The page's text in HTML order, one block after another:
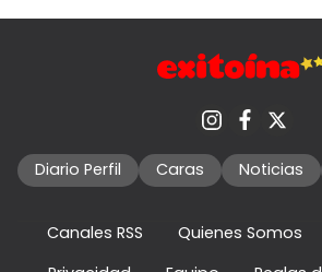
Diario Perfil Caras Noticias
Canales RSS Quienes Somos